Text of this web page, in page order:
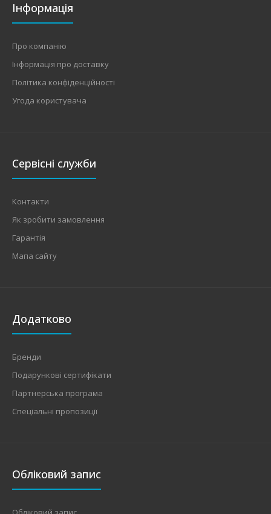
Інформація
Про компанію
Інформація про доставку
Політика конфіденційності
Угода користувача
Сервісні служби
Контакти
Як зробити замовлення
Гарантія
Мапа сайту
Додатково
Бренди
Подарункові сертифікати
Партнерська програма
Спеціальні пропозиції
Обліковий запис